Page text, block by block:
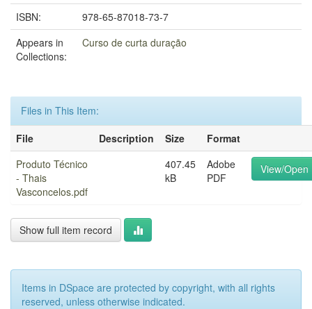
ISBN:
978-65-87018-73-7
Appears in
Collections:
Curso de curta duração
Files in This Item:
File
Description Size
Format
Produto Técnico
- Thais
Vasconcelos.pdf
407.45
kB
Adobe
PDF
View/Open
Show full item record
Items in DSpace are protected by copyright, with all rights
reserved, unless otherwise indicated.